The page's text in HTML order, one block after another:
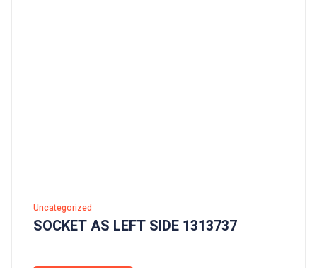
Uncategorized
SOCKET AS LEFT SIDE 1313737